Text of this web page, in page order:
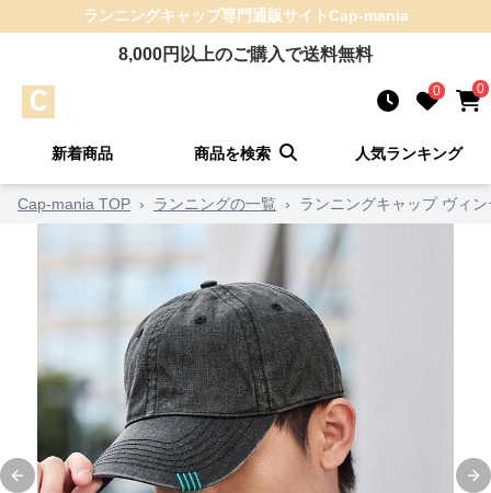
ランニングキャップ専門通販サイトCap-mania
8,000円以上のご購入で送料無料
0 0
新着商品 商品を検索 人気ランキング
Cap-mania TOP › ランニングの一覧 › ランニングキャップ ヴィ
Previous slide